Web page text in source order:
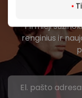
Pirmieji
renginius ir